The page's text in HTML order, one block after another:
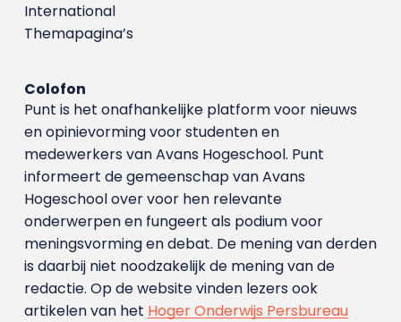
International
Themapagina’s
Colofon
Punt is het onafhankelijke platform voor nieuws
en opinievorming voor studenten en
medewerkers van Avans Hoge­school. Punt
informeert de gemeenschap van Avans
Hogeschool over voor hen relevante
onderwerpen en fungeert als podium voor
meningsvorming en debat. De mening van derden
is daarbij niet noodzakelijk de mening van de
redactie. Op de website vinden lezers ook
artikelen van het Hoger Onderwijs Persbureau